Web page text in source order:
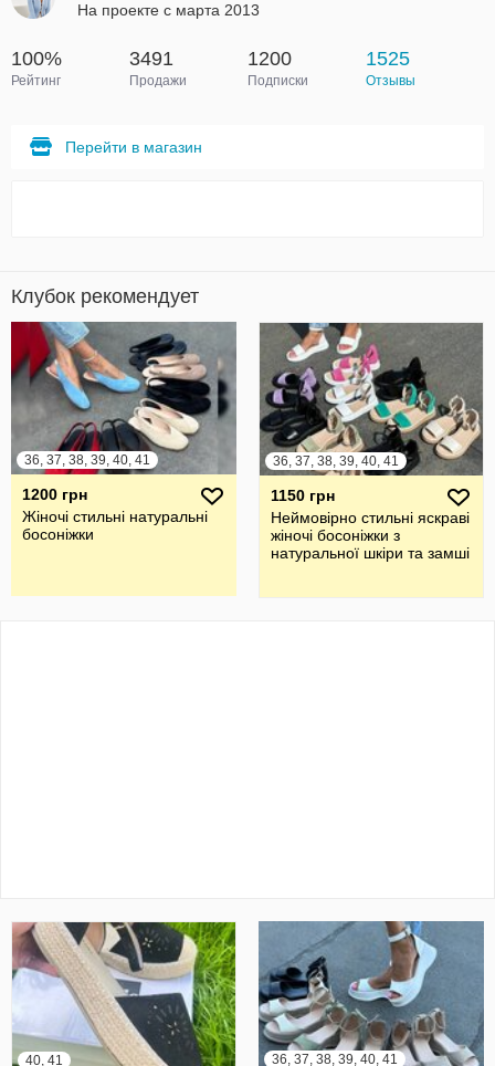
На проекте с марта 2013
100%
Рейтинг
3491
Продажи
1200
Подписки
1525
Отзывы
Перейти в магазин
Клубок рекомендует
36, 37, 38, 39, 40, 41
1200 грн
Жіночі стильні натуральні
босоніжки
36, 37, 38, 39, 40, 41
1150 грн
Неймовірно стильні яскраві
жіночі босоніжки з
натуральної шкіри та замші
40, 41 36, 37, 38, 39, 40, 41